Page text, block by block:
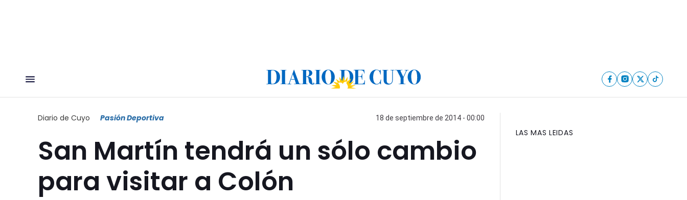
Diario de Cuyo Pasión Deportiva 18 de septiembre de 2014 - 00:00
San Martín tendrá un sólo cambio
para visitar a Colón
LAS MAS LEIDAS